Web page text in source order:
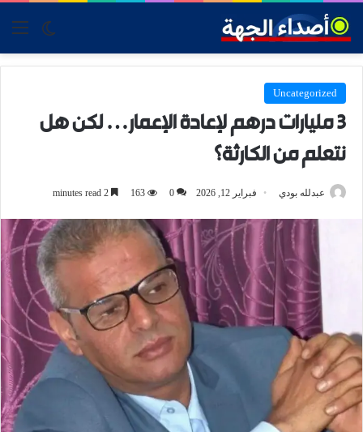
skin
Uncategorized
3 مليارات درهم لإعادة الإعمار… لكن هل
نتعلم من الكارثة؟
عبدلله بودي فبراير 12, 2026 0
163